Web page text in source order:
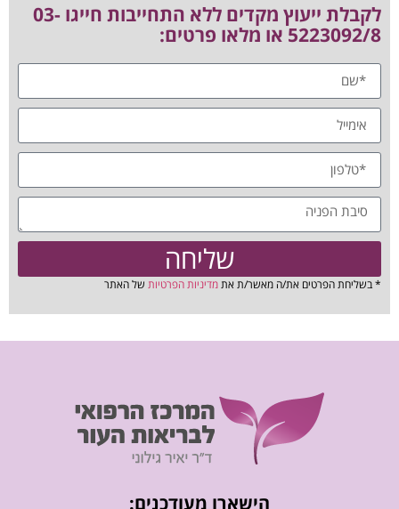
לקבלת ייעוץ מקדים ללא התחייבות חייגו 03-
5223092/8 או מלאו פרטים:
שליחה
* בשליחת הפרטים את/ה מאשר/ת אתמדיניות הפרטיות של האתר
הישארו מעודכנים: